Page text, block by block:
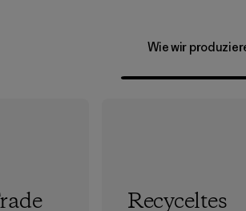
Wie wir
Recyceltes